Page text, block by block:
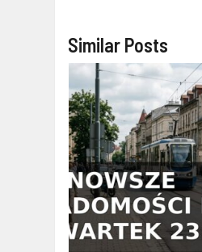
Similar Posts